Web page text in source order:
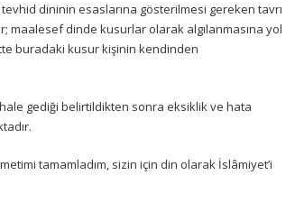
dininin esaslarına gösterilmesi gereken tavrı
maalesef dinde kusurlar olarak algılanmasına yol
buradaki kusur kişinin kendinden
gediği belirtildikten sonra eksiklik ve hata
tamamladım, sizin için din olarak İslâmiyet’i